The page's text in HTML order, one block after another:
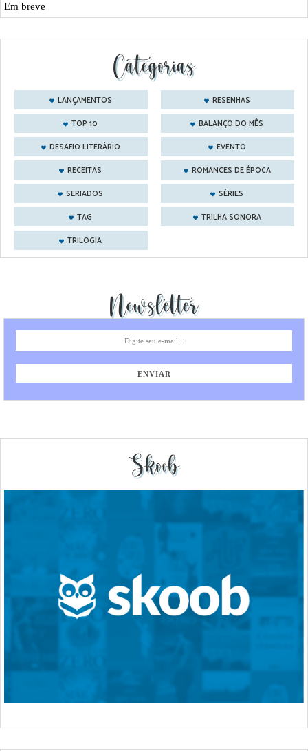
Em breve
Categorias
LANÇAMENTOS
RESENHAS
TOP 10
BALANÇO DO MÊS
DESAFIO LITERÁRIO
EVENTO
RECEITAS
ROMANCES DE ÉPOCA
SERIADOS
SÉRIES
TAG
TRILHA SONORA
TRILOGIA
Newsletter
Skoob